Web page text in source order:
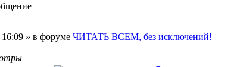
16:09 » в форуме ЧИТАТЬ ВСЕМ, без исключений!